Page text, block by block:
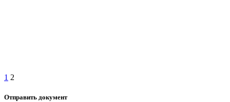
1 2
Отправить документ